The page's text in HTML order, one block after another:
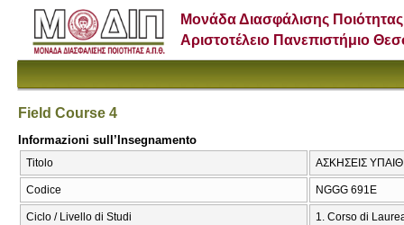
Μονάδα Διασφάλισης Ποιότητας
Αριστοτέλειο Πανεπιστήμιο
Field Course 4
Informazioni sull’Insegnamento
Titolo ΑΣΚΗΣΕΙΣ
Codice NGGG 691Ε
Ciclo / Livello di Studi 1. Corso di